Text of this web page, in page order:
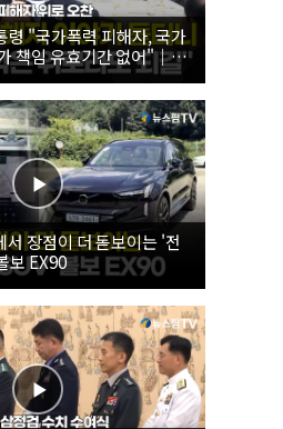
"국가폭력 피해자, 국가
책임 유효기간 없어"｜
피해자 위로 오찬
장점이 더 돋보이는 '전
보 EX90